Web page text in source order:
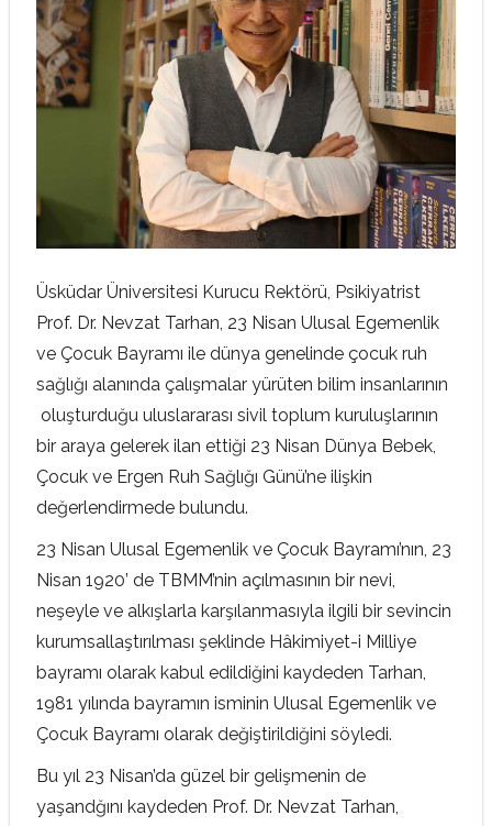
Üsküdar Üniversitesi Kurucu Rektörü, Psikiyatrist
Prof. Dr. Nevzat Tarhan, 23 Nisan Ulusal Egemenlik
ve Çocuk Bayramı ile dünya genelinde çocuk ruh
sağlığı alanında çalışmalar yürüten bilim insanlarının
oluşturduğu uluslararası sivil toplum kuruluşlarının
bir araya gelerek ilan ettiği 23 Nisan Dünya Bebek,
Çocuk ve Ergen Ruh Sağlığı Günü’ne ilişkin
değerlendirmede bulundu.
23 Nisan Ulusal Egemenlik ve Çocuk Bayramı’nın, 23
Nisan 1920’ de TBMM’nin açılmasının bir nevi,
neşeyle ve alkışlarla karşılanmasıyla ilgili bir sevincin
kurumsallaştırılması şeklinde Hâkimiyet-i Milliye
bayramı olarak kabul edildiğini kaydeden Tarhan,
1981 yılında bayramın isminin Ulusal Egemenlik ve
Çocuk Bayramı olarak değiştirildiğini söyledi.
Bu yıl 23 Nisan’da güzel bir gelişmenin de
yaşandğını kaydeden Prof. Dr. Nevzat Tarhan,